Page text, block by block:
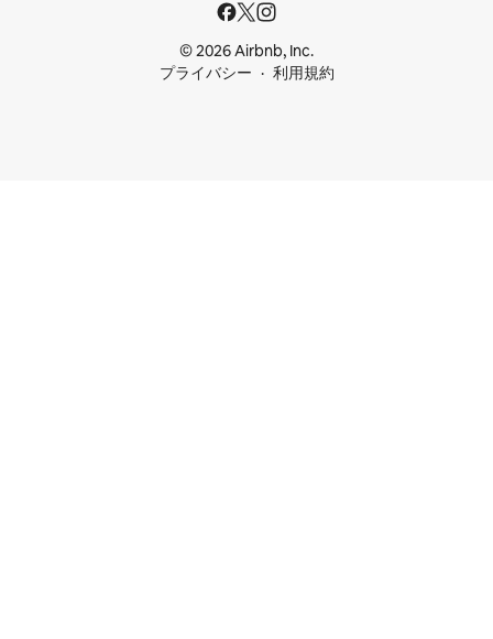
© 2026 Airbnb, Inc.
プライバシー
利用規約